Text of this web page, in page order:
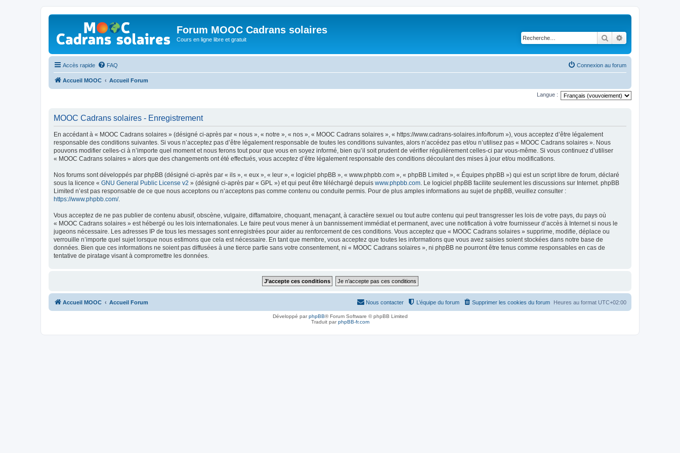
Forum MOOC Cadrans solaires
Cours en ligne libre et gratuit Rechercher
Accès rapide FAQ Connexion au forum
Accueil MOOC Accueil Forum
Langue :
MOOC Cadrans solaires - Enregistrement
En accédant à « MOOC Cadrans solaires » (désigné ci-après par « nous », « notre », « nos », « MOOC Cadrans solaires », « https://www.cadrans-solaires.info/forum »), vous acceptez d’être légalement
responsable des conditions suivantes. Si vous n’acceptez pas d’être légalement responsable de toutes les conditions suivantes, alors n’accédez pas et/ou n’utilisez pas « MOOC Cadrans solaires ». Nous
pouvons modifier celles-ci à n’importe quel moment et nous ferons tout pour que vous en soyez informé, bien qu’il soit prudent de vérifier régulièrement celles-ci par vous-même. Si vous continuez d’utiliser
« MOOC Cadrans solaires » alors que des changements ont été effectués, vous acceptez d’être légalement responsable des conditions découlant des mises à jour et/ou modifications.
Nos forums sont développés par phpBB (désigné ci-après par « ils », « eux », « leur », « logiciel phpBB », « www.phpbb.com », « phpBB Limited », « Équipes phpBB ») qui est un script libre de forum, déclaré
sous la licence « GNU General Public License v2 » (désigné ci-après par « GPL ») et qui peut être téléchargé depuis www.phpbb.com. Le logiciel phpBB facilite seulement les discussions sur Internet. phpBB
Limited n’est pas responsable de ce que nous acceptons ou n’acceptons pas comme contenu ou conduite permis. Pour de plus amples informations au sujet de phpBB, veuillez consulter :
https://www.phpbb.com/.
Vous acceptez de ne pas publier de contenu abusif, obscène, vulgaire, diffamatoire, choquant, menaçant, à caractère sexuel ou tout autre contenu qui peut transgresser les lois de votre pays, du pays où
« MOOC Cadrans solaires » est hébergé ou les lois internationales. Le faire peut vous mener à un bannissement immédiat et permanent, avec une notification à votre fournisseur d’accès à Internet si nous le
jugeons nécessaire. Les adresses IP de tous les messages sont enregistrées pour aider au renforcement de ces conditions. Vous acceptez que « MOOC Cadrans solaires » supprime, modifie, déplace ou
verrouille n’importe quel sujet lorsque nous estimons que cela est nécessaire. En tant que membre, vous acceptez que toutes les informations que vous avez saisies soient stockées dans notre base de
données. Bien que ces informations ne soient pas diffusées à une tierce partie sans votre consentement, ni « MOOC Cadrans solaires », ni phpBB ne pourront être tenus comme responsables en cas de
tentative de piratage visant à compromettre les données.
Accueil MOOC Accueil Forum Heures au format UTC+02:00
Supprimer les cookies du forum
L’équipe du forum
Nous contacter
Développé parphpBB® Forum Software © phpBB Limited
Traduit parphpBB-fr.com